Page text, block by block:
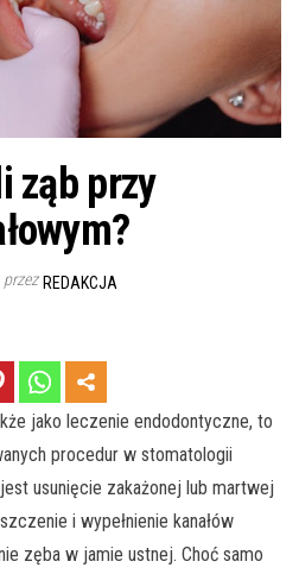
ząb przy
przez REDAKCJA
jako leczenie endodontyczne, to
procedur w stomatologii
usunięcie zakażonej lub martwej
i wypełnienie kanałów
zęba w jamie ustnej. Choć samo